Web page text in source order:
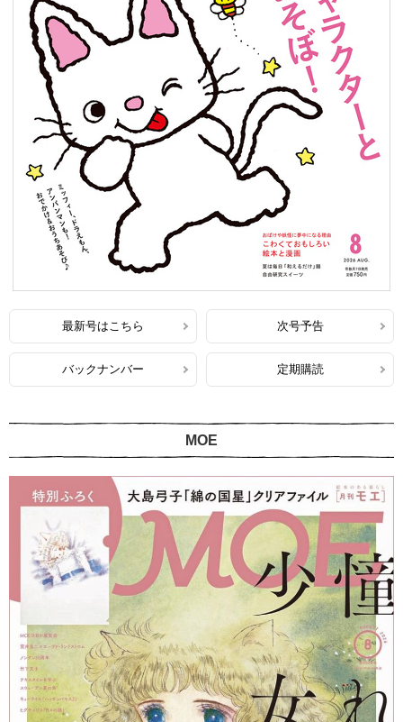
最新号はこちら 次号予告
バックナンバー 定期購読
MOE